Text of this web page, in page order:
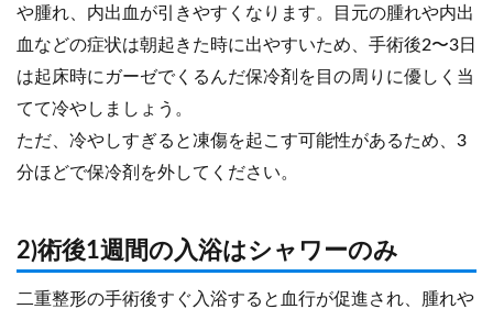
や腫れ、内出血が引きやすくなります。目元の腫れや内出
血などの症状は朝起きた時に出やすいため、手術後2〜3日
は起床時にガーゼでくるんだ保冷剤を目の周りに優しく当
てて冷やしましょう。
ただ、冷やしすぎると凍傷を起こす可能性があるため、3
分ほどで保冷剤を外してください。
2)術後1週間の入浴はシャワーのみ
二重整形の手術後すぐ入浴すると血行が促進され、腫れや